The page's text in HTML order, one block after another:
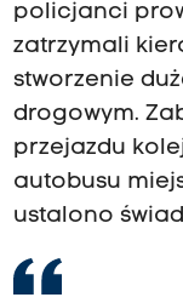
policjanci
zatrzymali
stworzenie
drogowym.
przejazdu
autobusu
ustalono